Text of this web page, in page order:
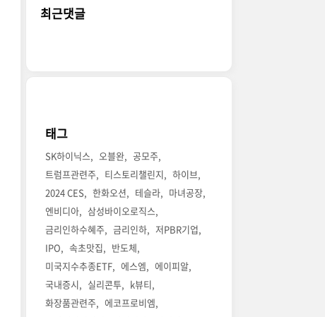
최근댓글
태그
SK하이닉스 오블완
공모주
트럼프관련주
티스토리챌린지
하이브
2024 CES
한화오션 테슬라
마녀공장
엔비디아
삼성바이오로직스
금리인하수혜주
금리인하
저PBR기업
IPO
속초맛집
반도체
미국지수추종ETF
에스엠
에이피알
국내증시
실리콘투
k뷰티
화장품관련주
에코프로비엠